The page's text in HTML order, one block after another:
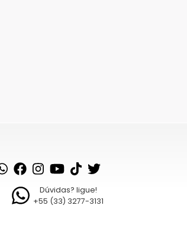
Dúvidas? ligue!
+55 (33) 3277-3131